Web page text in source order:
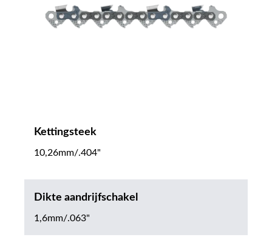
Kettingsteek
10,26mm/.404"
Dikte aandrijfschakel
1,6mm/.063"